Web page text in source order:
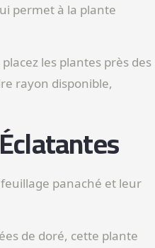
permet à la plante
les plantes près des
rayon disponible,
panaché et leur
de doré, cette plante